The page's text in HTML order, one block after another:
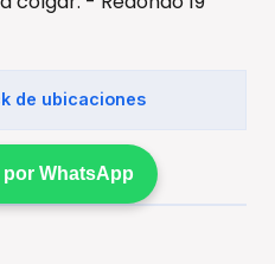
de ubicaciones
WhatsApp